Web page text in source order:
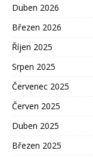
Duben 2026
Březen 2026
Říjen 2025
Srpen 2025
Červenec 2025
Červen 2025
Duben 2025
Březen 2025